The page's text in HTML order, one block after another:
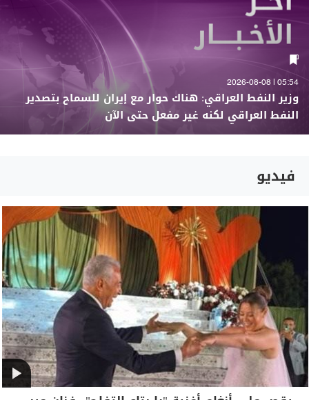
05:54 | 2026-08-08
وزير النفط العراقي: هناك حوار مع إيران للسماح بتصدير
النفط العراقي لكنه غير مفعل حتى الآن
فيديو